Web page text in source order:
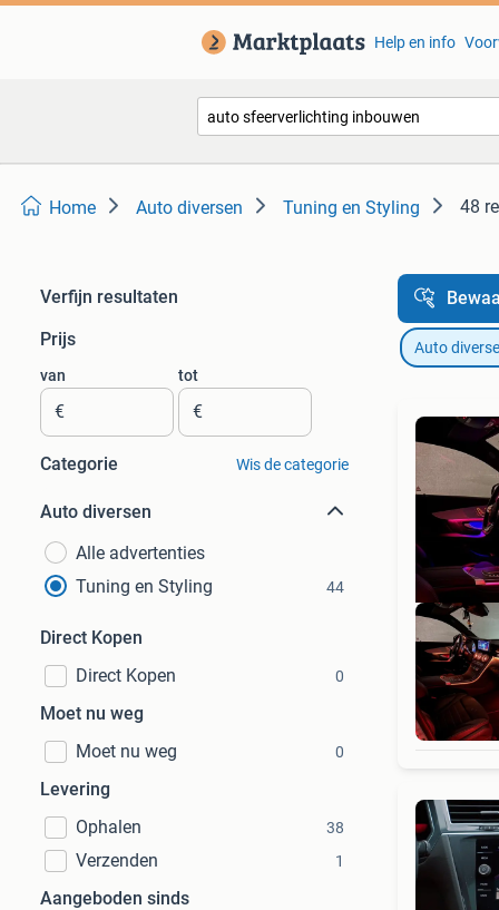
Help en info
Home Auto diversen Tuning en Styling 48
Verfijn resultaten
Prijs
van
€
tot
€
Categorie Wis de categorie
Auto diversen
Alle advertenties
Tuning en Styling
44
Direct Kopen
Direct Kopen
0
Moet nu weg
Moet nu weg
0
Levering
Ophalen
38
Verzenden 1
Aangeboden sinds
Auto